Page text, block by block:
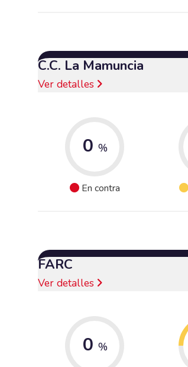
C.C. La Mamuncia
Ver detalles
0 %
En contra
FARC
Ver detalles
0 %